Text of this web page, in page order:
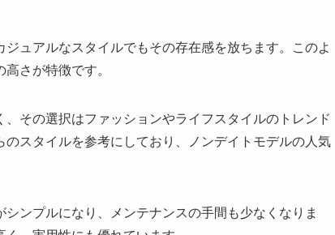
ュアルなスタイルでもその存在感を放ちます。このよ
さが特徴です。
その選択はファッションやライフスタイルのトレンド
スタイルを参考にしており、ノンデイトモデルの人気
ンプルになり、メンテナンスの手間も少なくなりま